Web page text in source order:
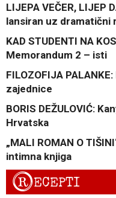
LIJEPA VEČER, LIJEP
lansiran uz dramatični
KAD STUDENTI NA
Memorandum 2 – isti
FILOZOFIJA
zajednice
BORIS DEŽULOVIĆ:
Hrvatska
„MALI ROMAN O
intimna knjiga
RECEPTI